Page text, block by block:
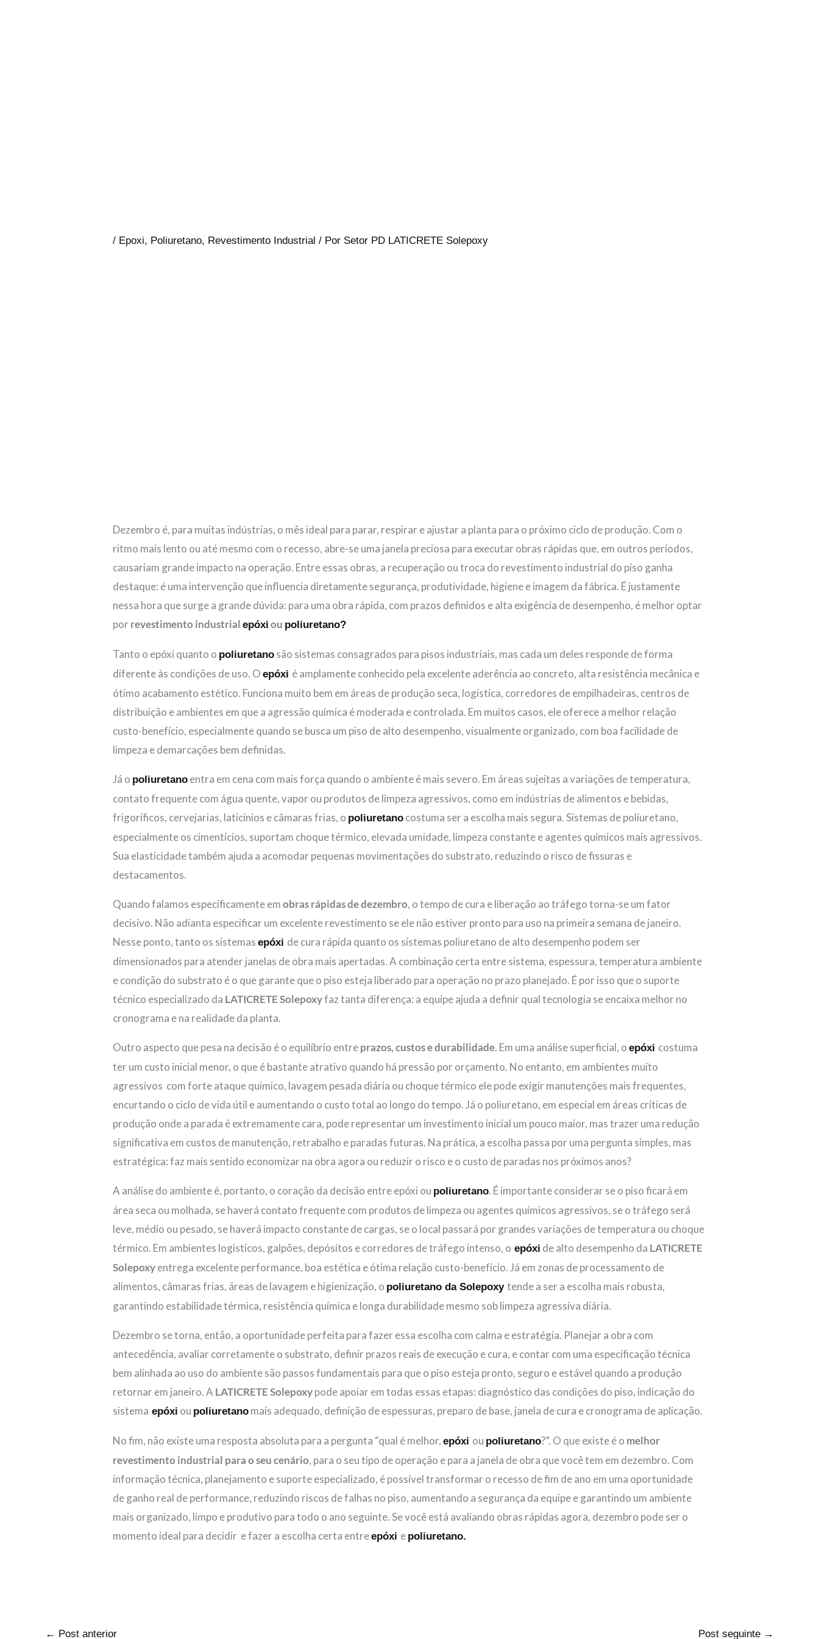
/ Epoxi, Poliuretano, Revestimento Industrial / Por Setor PD LATICRETE Solepoxy
Dezembro é, para muitas indústrias, o mês ideal para parar, respirar e ajustar a planta para o próximo ciclo de produção. Com o
ritmo mais lento ou até mesmo com o recesso, abre-se uma janela preciosa para executar obras rápidas que, em outros períodos,
causariam grande impacto na operação. Entre essas obras, a recuperação ou troca do revestimento industrial do piso ganha
destaque: é uma intervenção que influencia diretamente segurança, produtividade, higiene e imagem da fábrica. É justamente
nessa hora que surge a grande dúvida: para uma obra rápida, com prazos definidos e alta exigência de desempenho, é melhor optar
por revestimento industrialepóxi ou poliuretano?
Tanto o epóxi quanto o poliuretano são sistemas consagrados para pisos industriais, mas cada um deles responde de forma
diferente às condições de uso. Oepóxi é amplamente conhecido pela excelente aderência ao concreto, alta resistência mecânica e
ótimo acabamento estético. Funciona muito bem em áreas de produção seca, logística, corredores de empilhadeiras, centros de
distribuição e ambientes em que a agressão química é moderada e controlada. Em muitos casos, ele oferece a melhor relação
custo-benefício, especialmente quando se busca um piso de alto desempenho, visualmente organizado, com boa facilidade de
limpeza e demarcações bem definidas.
Já o poliuretano entra em cena com mais força quando o ambiente é mais severo. Em áreas sujeitas a variações de temperatura,
contato frequente com água quente, vapor ou produtos de limpeza agressivos, como em indústrias de alimentos e bebidas,
frigoríficos, cervejarias, laticínios e câmaras frias, o poliuretano costuma ser a escolha mais segura. Sistemas de poliuretano,
especialmente os cimentícios, suportam choque térmico, elevada umidade, limpeza constante e agentes químicos mais agressivos.
Sua elasticidade também ajuda a acomodar pequenas movimentações do substrato, reduzindo o risco de fissuras e
destacamentos.
Quando falamos especificamente emobras rápidas de dezembro, o tempo de cura e liberação ao tráfego torna-se um fator
decisivo. Não adianta especificar um excelente revestimento se ele não estiver pronto para uso na primeira semana de janeiro.
Nesse ponto, tanto os sistemasepóxi de cura rápida quanto os sistemas poliuretano de alto desempenho podem ser
dimensionados para atender janelas de obra mais apertadas. A combinação certa entre sistema, espessura, temperatura ambiente
e condição do substrato é o que garante que o piso esteja liberado para operação no prazo planejado. É por isso que o suporte
técnico especializado da LATICRETE Solepoxyfaz tanta diferença: a equipe ajuda a definir qual tecnologia se encaixa melhor no
cronograma e na realidade da planta.
Outro aspecto que pesa na decisão é o equilíbrio entreprazos, custos e durabilidade. Em uma análise superficial, oepóxi costuma
ter um custo inicial menor, o que é bastante atrativo quando há pressão por orçamento. No entanto, em ambientes muito
agressivos com forte ataque químico, lavagem pesada diária ou choque térmico ele pode exigir manutenções mais frequentes,
encurtando o ciclo de vida útil e aumentando o custo total ao longo do tempo. Já o poliuretano, em especial em áreas críticas de
produção onde a parada é extremamente cara, pode representar um investimento inicial um pouco maior, mas trazer uma redução
significativa em custos de manutenção, retrabalho e paradas futuras. Na prática, a escolha passa por uma pergunta simples, mas
estratégica: faz mais sentido economizar na obra agora ou reduzir o risco e o custo de paradas nos próximos anos?
A análise do ambiente é, portanto, o coração da decisão entre epóxi ou poliuretano. É importante considerar se o piso ficará em
área seca ou molhada, se haverá contato frequente com produtos de limpeza ou agentes químicos agressivos, se o tráfego será
leve, médio ou pesado, se haverá impacto constante de cargas, se o local passará por grandes variações de temperatura ou choque
térmico. Em ambientes logísticos, galpões, depósitos e corredores de tráfego intenso, o epóxi de alto desempenho da LATICRETE
Solepoxyentrega excelente performance, boa estética e ótima relação custo-benefício. Já em zonas de processamento de
alimentos, câmaras frias, áreas de lavagem e higienização, o poliuretano da Solepoxytende a ser a escolha mais robusta,
garantindo estabilidade térmica, resistência química e longa durabilidade mesmo sob limpeza agressiva diária.
Dezembro se torna, então, a oportunidade perfeita para fazer essa escolha com calma e estratégia. Planejar a obra com
antecedência, avaliar corretamente o substrato, definir prazos reais de execução e cura, e contar com uma especificação técnica
bem alinhada ao uso do ambiente são passos fundamentais para que o piso esteja pronto, seguro e estável quando a produção
retornar em janeiro. ALATICRETE Solepoxypode apoiar em todas essas etapas: diagnóstico das condições do piso, indicação do
sistema epóxi ou poliuretano mais adequado, definição de espessuras, preparo de base, janela de cura e cronograma de aplicação.
No fim, não existe uma resposta absoluta para a pergunta “qual é melhor,epóxi ou poliuretano?”. O que existe é o melhor
revestimento industrial para o seu cenário, para o seu tipo de operação e para a janela de obra que você tem em dezembro. Com
informação técnica, planejamento e suporte especializado, é possível transformar o recesso de fim de ano em uma oportunidade
de ganho real de performance, reduzindo riscos de falhas no piso, aumentando a segurança da equipe e garantindo um ambiente
mais organizado, limpo e produtivo para todo o ano seguinte. Se você está avaliando obras rápidas agora, dezembro pode ser o
momento ideal para decidir e fazer a escolha certa entreepóxi e poliuretano.
← Post anterior Post seguinte →